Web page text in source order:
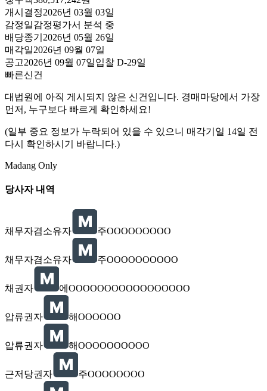
개시결정2026년 03월 03일
감정일감정평가서 분석 중
배당종기 2026년 05월 26일
매각일2026년 09월 07일
공고2026년 09월 07일입찰 D-29일
빠른신건
대법원에 아직 게시되지 않은 신건입니다. 경매마당에서 가장
먼저, 누구보다 빠르게 확인하세요!
(일부 중요 정보가 누락되어 있을 수 있으니 매각기일 14일 전
다시 확인하시기 바랍니다.)
Madang Only
당사자 내역
채무자겸소유자 주OOOOOOOOO
채무자겸소유자 주OOOOOOOOOO
채권자 에OOOOOOOOOOOOOOOOO
압류권자 해OOOOOO
압류권자 해OOOOOOOOOO
근저당권자 주OOOOOOOO